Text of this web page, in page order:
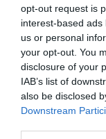
opt-out request is
interest-based
us or personal
your opt-out. You
disclosure of your
IAB’s list of
also be disclosed
Downstream
Índex2P
RCD